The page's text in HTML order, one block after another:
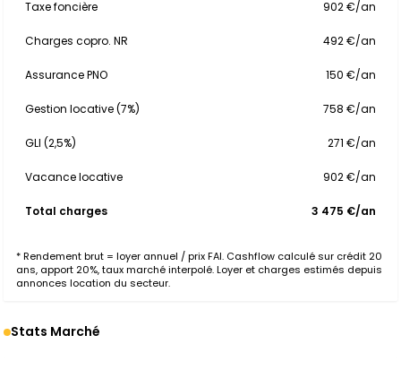
Taxe foncière 902 €/an
Charges copro. NR 492 €/an
Assurance PNO 150 €/an
Gestion locative (7%) 758 €/an
GLI (2,5%) 271 €/an
Vacance locative 902 €/an
Total charges 3 475 €/an
* Rendement brut = loyer annuel / prix FAI. Cashflow calculé sur crédit 20
ans, apport 20%, taux marché interpolé. Loyer et charges estimés depuis
annonces location du secteur.
Stats Marché